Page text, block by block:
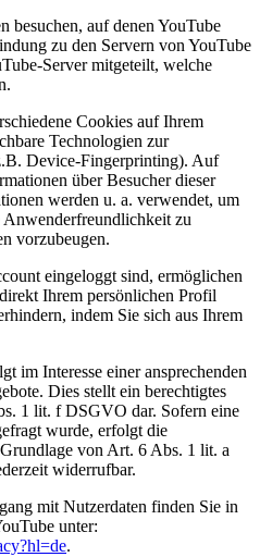
besuchen, auf denen YouTube
zu den Servern von YouTube
Server mitgeteilt, welche
Cookies auf Ihrem
Technologien zur
Device-Fingerprinting). Auf
über Besucher dieser
werden u. a. verwendet, um
Anwenderfreundlichkeit zu
vorzubeugen.
eingeloggt sind, ermöglichen
Ihrem persönlichen Profil
indem Sie sich aus Ihrem
im Interesse einer ansprechenden
Dies stellt ein berechtigtes
1 lit. f DSGVO dar. Sofern eine
wurde, erfolgt die
von Art. 6 Abs. 1 lit. a
widerrufbar.
mit Nutzerdaten finden Sie in
unter:
.